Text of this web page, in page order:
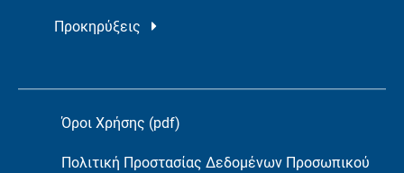
Προκηρύξεις
Όροι Χρήσης (pdf)
Πολιτική Προστασίας Δεδομένων Προσωπικού